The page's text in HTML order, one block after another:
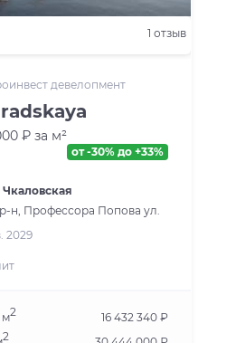
1 отзыв
девелопмент
₽ за м²
от -30% до +33%
Чкаловская
н, Профессора Попова ул.
2029
м2
16 432 340 ₽
2